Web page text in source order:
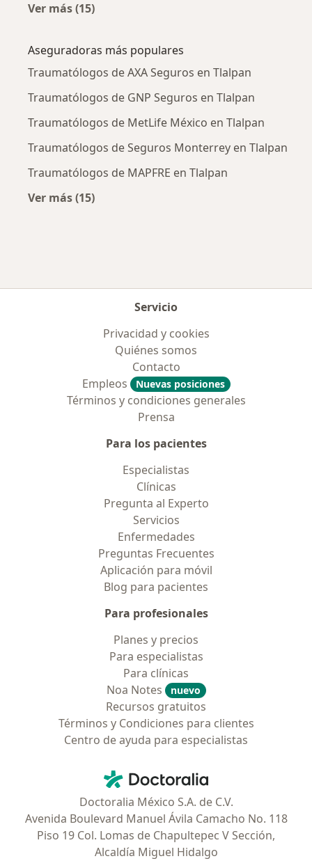
Ver más (15)
Aseguradoras más populares
Traumatólogos de AXA Seguros en Tlalpan
Traumatólogos de GNP Seguros en Tlalpan
Traumatólogos de MetLife México en Tlalpan
Traumatólogos de Seguros Monterrey en Tlalpan
Traumatólogos de MAPFRE en Tlalpan
Ver más (15)
Servicio
Privacidad y cookies
Quiénes somos
Contacto
Empleos
Nuevas posiciones
Términos y condiciones generales
Prensa
Para los pacientes
Especialistas
Clínicas
Pregunta al Experto
Servicios
Enfermedades
Preguntas Frecuentes
Aplicación para móvil
Blog para pacientes
Para profesionales
Planes y precios
Para especialistas
Para clínicas
Noa Notes
nuevo
Recursos gratuitos
Términos y Condiciones para clientes
Centro de ayuda para especialistas
Doctoralia - Página de inicio
Doctoralia México S.A. de C.V.
Avenida Boulevard Manuel Ávila Camacho No. 118
Piso 19 Col. Lomas de Chapultepec V Sección,
Alcaldía Miguel Hidalgo